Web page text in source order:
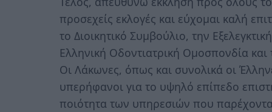
προσεχείς εκλογές και εύχομαι καλή
το Διοικητικό Συμβούλιο, την
Ελληνική Οδοντιατρική Ομοσπονδία
Οι Λάκωνες, όπως και συνολικά οι
υπερήφανοι για το υψηλό επίπεδο
ποιότητα των υπηρεσιών που